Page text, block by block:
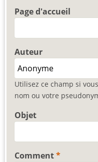
Page d'accueil
Auteur
Utilisez ce champ si
nom ou votre
Objet
Comment